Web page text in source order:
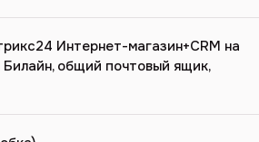
Интернет-магазин+CRM на
Билайн, общий почтовый ящик,